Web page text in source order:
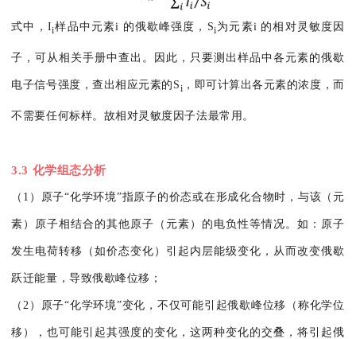
式中，Ii样品中元素i 的俄歇峰强度，Si为元素i 的相对灵敏度因
子，可从相关手册中查出。因此，只要测出样品中各元素的俄歇
电子信号强度，查出相应元素的Si ，即可计算出各元素的浓度，而
不需要任何标样。故相对灵敏度因子法最常用。
3.3 化学组态分析
（1）原子“化学环境”指原子的价态或在形成化合物时，与该（元
素）原子相结合的其他原子（元素）的电负性等情况。如：原子
发生电荷转移（如价态变化）引起内层能级变化，从而改变俄歇
跃迁能量，导致俄歇峰位移；
（2）原子“化学环境”变化，不仅可能引起俄歇峰位移（称化学位
移），也可能引起其强度的变化，这两种变化的交叠，将引起俄